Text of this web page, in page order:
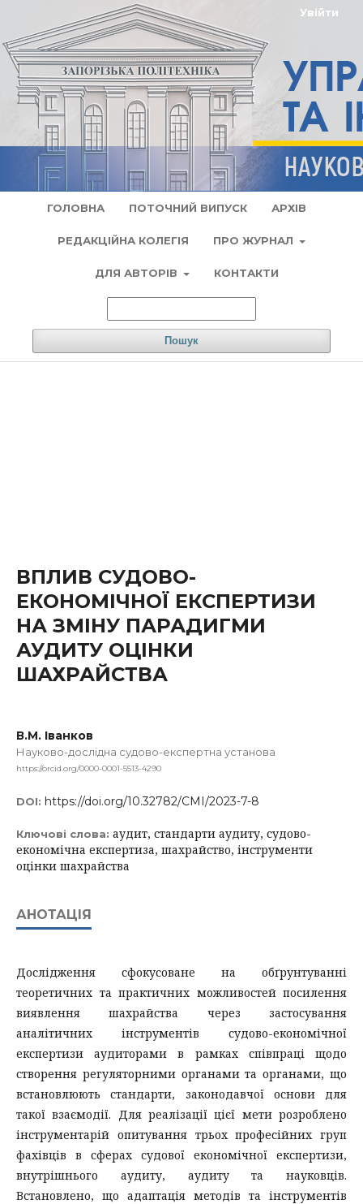
ГОЛОВНА ПОТОЧНИЙ ВИПУСК АРХІВ
РЕДАКЦІЙНА КОЛЕГІЯ ПРО ЖУРНАЛ
ДЛЯ АВТОРІВ КОНТАКТИ
Пошук
Увійти
ВПЛИВ СУДОВО-
ЕКОНОМІЧНОЇ ЕКСПЕРТИЗИ
НА ЗМІНУ ПАРАДИГМИ
АУДИТУ ОЦІНКИ
ШАХРАЙСТВА
В.М. Іванков
Науково-дослідна судово-експертна установа
https://orcid.org/0000-0001-5513-4290
DOI: https://doi.org/10.32782/CMI/2023-7-8
Ключові слова: аудит, стандарти аудиту, судово-
економічна експертиза, шахрайство, інструменти
оцінки шахрайства
АНОТАЦІЯ
Дослідження сфокусоване на обґрунтуванні
теоретичних та практичних можливостей посилення
виявлення шахрайства через застосування
аналітичних інструментів судово-економічної
експертизи аудиторами в рамках співпраці щодо
створення регуляторними органами та органами, що
встановлюють стандарти, законодавчої основи для
такої взаємодії. Для реалізації цієї мети розроблено
інструментарій опитування трьох професійних груп
фахівців в сферах судової економічної експертизи,
внутрішнього аудиту, аудиту та науковців.
Встановлено, що адаптація методів та інструментів